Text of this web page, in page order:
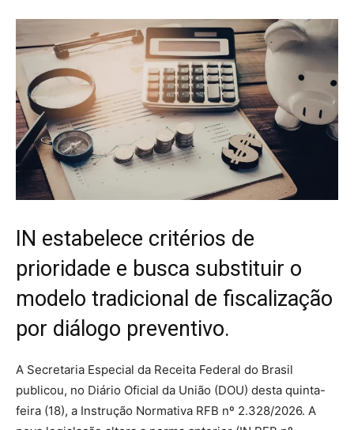
IN estabelece critérios de
prioridade e busca substituir o
modelo tradicional de fiscalização
por diálogo preventivo.
A Secretaria Especial da Receita Federal do Brasil
publicou, no Diário Oficial da União (DOU) desta quinta-
feira (18), a Instrução Normativa RFB nº 2.328/2026. A